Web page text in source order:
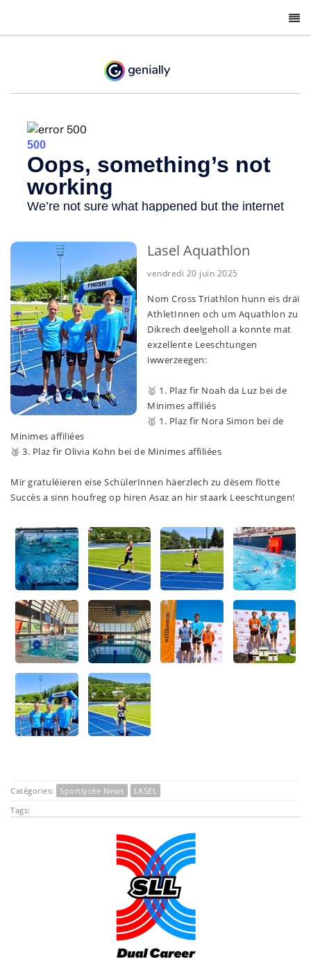
Lasel Aquathlon
vendredi 20 juin 2025
Nom Cross Triathlon hunn eis dräi
AthletInnen och um Aquathlon zu
Dikrech deelgeholl a konnte mat
exzellente Leeschtungen
iwwerzeegen:
🥇 1. Plaz fir Noah da Luz bei de
Minimes affiliés
🥇 1. Plaz fir Nora Simon bei de
Minimes affiliées
🥉 3. Plaz fir Olivia Kohn bei de Minimes affiliées
Mir gratuléieren eise SchülerInnen häerzlech zu dësem flotte
Succès a sinn houfreg op hiren Asaz an hir staark Leeschtungen!
Catégories: Sportlycée News
LASEL
Tags: